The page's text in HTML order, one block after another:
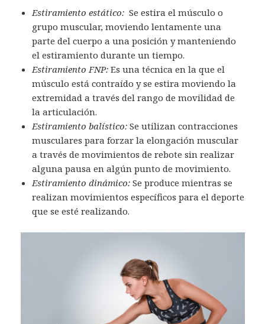
Estiramiento estático: Se estira el músculo o
grupo muscular, moviendo lentamente una
parte del cuerpo a una posición y manteniendo
el estiramiento durante un tiempo.
Estiramiento FNP:Es una técnica en la que el
músculo está contraído y se estira moviendo la
extremidad a través del rango de movilidad de
la articulación.
Estiramiento balístico:Se utilizan contracciones
musculares para forzar la elongación muscular
a través de movimientos de rebote sin realizar
alguna pausa en algún punto de movimiento.
Estiramiento dinámico:Se produce mientras se
realizan movimientos específicos para el deporte
que se esté realizando.